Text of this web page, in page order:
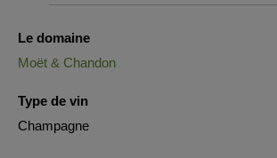
Le domaine
Moët & Chandon
Type de vin
Champagne